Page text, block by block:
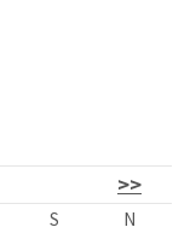
>>
S
N